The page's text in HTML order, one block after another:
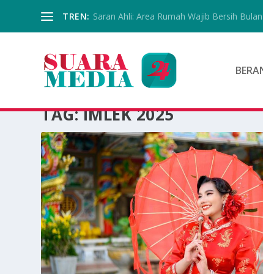
TREN: Saran Ahli: Area Rumah Wajib Bersih
TAG:IMLEK 2025